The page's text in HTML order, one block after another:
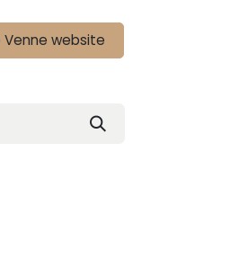
Venne website